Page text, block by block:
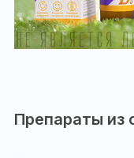
Препараты из